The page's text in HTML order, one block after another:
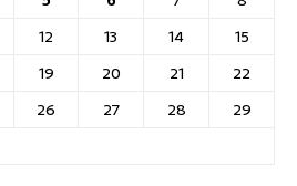
12 13 14
15
19 20 21
22
26 27 28
29